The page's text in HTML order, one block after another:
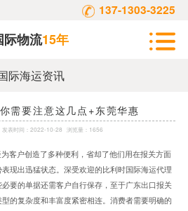
137-1303-3225
际物流15年
际海运资讯
需要注意这几点+东莞华惠
发表时间： 2022-10-28 浏览量：1656
为客户创造了多种便利，省却了他们用在报关方面
现出迅猛状态。深受欢迎的比利时国际海运代理
要的单据还需客户自行保存，至于广东出口报关
的复杂度和丰富度紧密相连。消费者需要明确的